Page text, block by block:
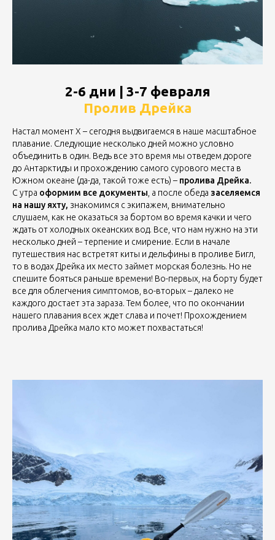
2-6 дни | 3-7 февраля
Пролив Дрейка
Настал момент Х – сегодня выдвигаемся в наше масштабное
плавание. Следующие несколько дней можно условно
объединить в один. Ведь все это время мы отведем дороге
до Антарктиды и прохождению самого сурового места в
Южном океане (да-да, такой тоже есть) – пролива Дрейка.
С утра оформим все документы , а после обеда заселяемся
на нашу яхту, знакомимся с экипажем, внимательно
слушаем, как не оказаться за бортом во время качки и чего
ждать от холодных океанских вод. Все, что нам нужно на эти
несколько дней – терпение и смирение. Если в начале
путешествия нас встретят киты и дельфины в проливе Бигл,
то в водах Дрейка их место займет морская болезнь. Но не
спешите бояться раньше времени! Во-первых, на борту будет
все для облегчения симптомов, во-вторых – далеко не
каждого достает эта зараза. Тем более, что по окончании
нашего плавания всех ждет слава и почет! Прохождением
пролива Дрейка мало кто может похвастаться!